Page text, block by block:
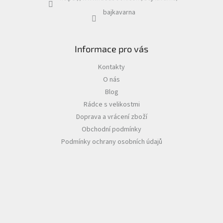
bajkavarna
Informace pro vás
Kontakty
O nás
Blog
Rádce s velikostmi
Doprava a vrácení zboží
Obchodní podmínky
Podmínky ochrany osobních údajů